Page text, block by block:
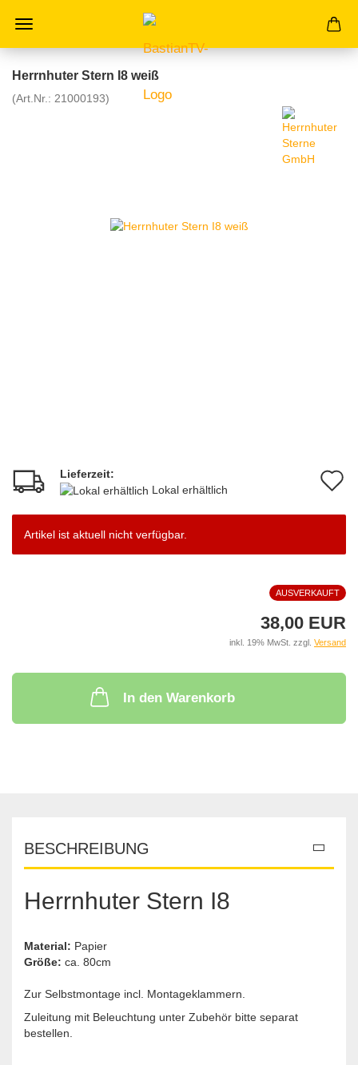
Herrnhuter Stern I8 weiß
(Art.Nr.: 21000193)
Lieferzeit:
Lokal erhältlich
Artikel ist aktuell nicht verfügbar.
AUSVERKAUFT
38,00 EUR
inkl. 19% MwSt. zzgl. Versand
In den Warenkorb
BESCHREIBUNG
Herrnhuter Stern I8
Material: Papier
Größe: ca. 80cm
Zur Selbstmontage incl. Montageklammern.
Zuleitung mit Beleuchtung unter Zubehör bitte separat
bestellen.